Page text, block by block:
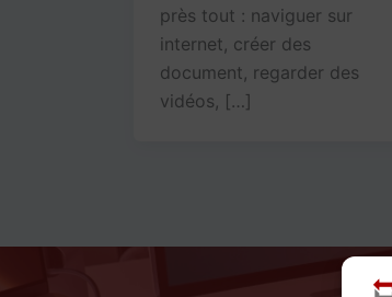
près tout : naviguer sur
internet, créer des
document, regarder des
vidéos, […]
A